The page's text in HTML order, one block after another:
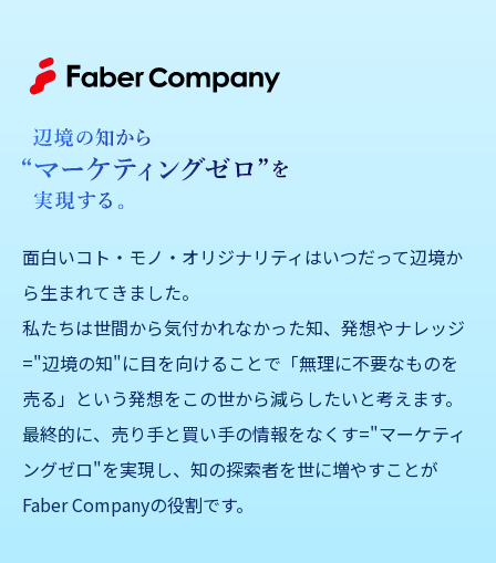
面白いコト・モノ・オリジナリティはいつだって辺境か
ら生まれてきました。
私たちは世間から気付かれなかった知、発想やナレッジ
="辺境の知"に目を向けることで「無理に不要なものを
売る」 という発想をこの世から減らしたいと考えます。
最終的に、売り手と買い手の情報をなくす="マーケティ
ングゼロ"を実現し、知の探索者を世に増やすことが
Faber Companyの役割です。